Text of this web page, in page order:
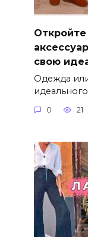
свою
Одежда
0 21